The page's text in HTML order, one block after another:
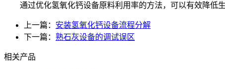
通过优化氢氧化钙设备原料利用率的方法，可以有效降低生
上一篇： 安装氢氧化钙设备流程分解
下一篇： 熟石灰设备的调试误区
相关产品